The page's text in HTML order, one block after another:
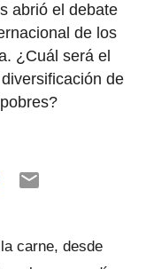
abrió el debate
de los
¿Cuál será el
de
carne, desde